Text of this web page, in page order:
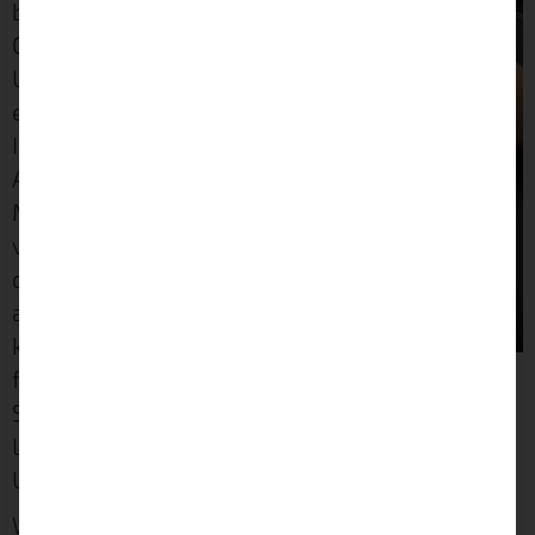
bringen, neue
Geräte zu kaufen.
Und wie geht nun
ein riesiges
Imperium wie
Apple damit um?
Man schweigt
vorerst. Man hofft,
dieses Problem
aussitzen zu
können. Doch
falsch gedacht! Der
Skandal baut sich weiter auf. Immer mehr
Leute werden darauf aufmerksam und das
Unternehmen gerät in Bedrängnis.
Was soll man dazu sagen? Ich finde es richtig.